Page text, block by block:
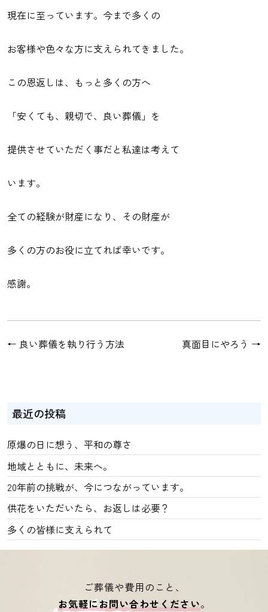
現在に至っています。今まで多くの
お客様や色々な方に支えられてきました。
この恩返しは、もっと多くの方へ
「安くても、親切で、良い葬儀」を
提供させていただく事だと私達は考えて
います。
全ての経験が財産になり、その財産が
多くの方のお役に立てれば幸いです。
感謝。
← 良い葬儀を執り行う方法 真面目にやろう →
最近の投稿
原爆の日に想う、平和の尊さ
地域とともに、未来へ。
20年前の挑戦が、今につながっています。
供花をいただいたら、お返しは必要？
多くの皆様に支えられて
ご葬儀や費用のこと、
お気軽にお問い合わせください。